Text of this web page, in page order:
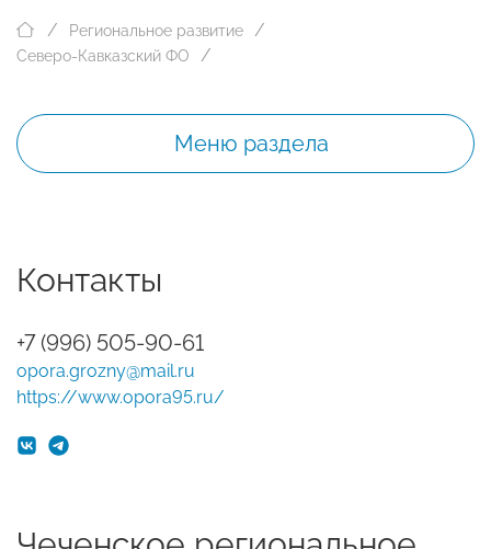
Региональное развитие
Северо-Кавказский ФО
Меню раздела
Контакты
+7 (996) 505-90-61
opora.grozny@mail.ru
https://www.opora95.ru/